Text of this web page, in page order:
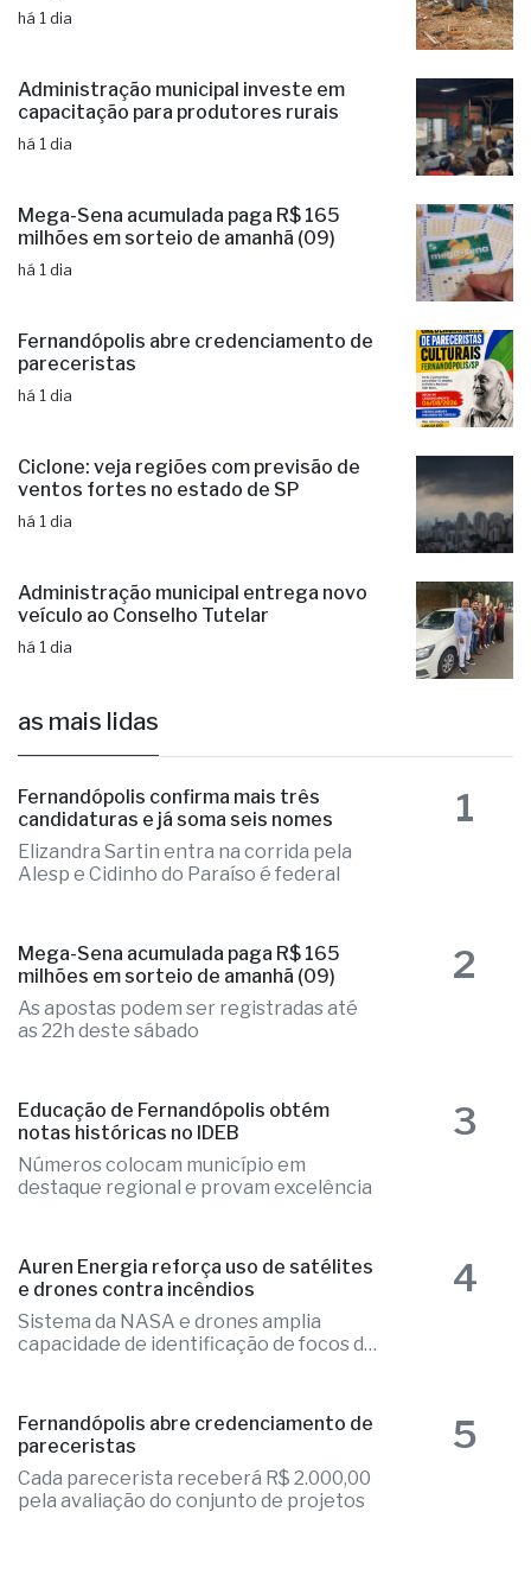
há 1 dia
Administração municipal investe em
capacitação para produtores rurais
há 1 dia
Mega-Sena acumulada paga R$ 165
milhões em sorteio de amanhã (09)
há 1 dia
Fernandópolis abre credenciamento de
pareceristas
há 1 dia
Ciclone: veja regiões com previsão de
ventos fortes no estado de SP
há 1 dia
Administração municipal entrega novo
veículo ao Conselho Tutelar
há 1 dia
as mais lidas
Fernandópolis confirma mais três
candidaturas e já soma seis nomes
Elizandra Sartin entra na corrida pela
Alesp e Cidinho do Paraíso é federal
1
Mega-Sena acumulada paga R$ 165
milhões em sorteio de amanhã (09)
As apostas podem ser registradas até
as 22h deste sábado
2
Educação de Fernandópolis obtém
notas históricas no IDEB
Números colocam município em
destaque regional e provam excelência
3
Auren Energia reforça uso de satélites
e drones contra incêndios
Sistema da NASA e drones amplia
capacidade de identificação de focos de
4
Fernandópolis abre credenciamento de
pareceristas
Cada parecerista receberá R$ 2.000,00
pela avaliação do conjunto de projetos
5